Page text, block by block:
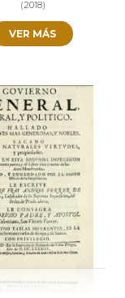
(2018)
VER MÁS